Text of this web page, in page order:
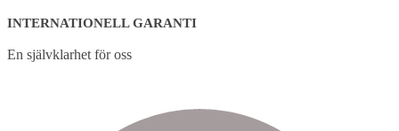
INTERNATIONELL GARANTI
En självklarhet för oss